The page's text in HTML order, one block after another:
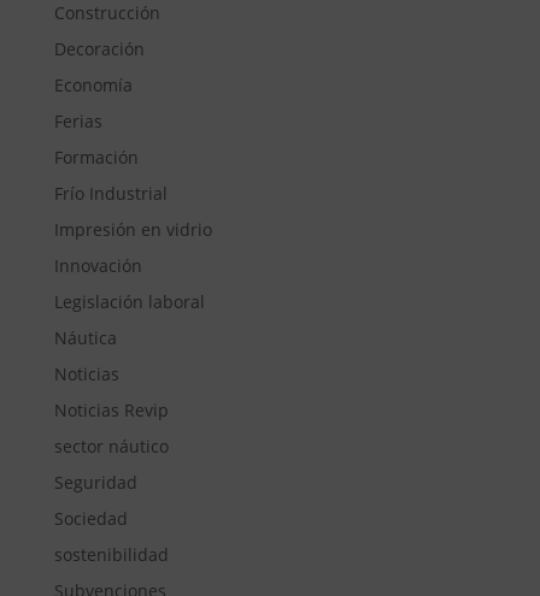
Construcción
Decoración
Economía
Ferias
Formación
Frío Industrial
Impresión en vidrio
Innovación
Legislación laboral
Náutica
Noticias
Noticias Revip
sector náutico
Seguridad
Sociedad
sostenibilidad
Subvenciones